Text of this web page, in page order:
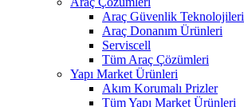
Araç Güvenlik Teknolojileri
Araç Donanım Ürünleri
Serviscell
Tüm Araç Çözümleri
Yapı Market Ürünleri
Akım Korumalı Prizler
Tüm Yapı Market Ürünleri